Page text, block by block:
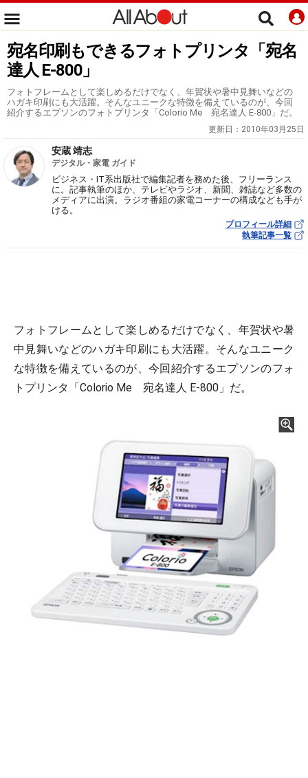
宛名印刷もできるフォトプリンタ「宛名
達人 E-800」
フォトフレームとして楽しめるだけでなく、年賀状や暑中見舞いなどの
ハガキ印刷にも大活躍。そんなユニークな特徴を備えているのが、今回
紹介するエプソンのフォトプリンタ「Colorio Me 宛名達人 E-800」だ。
更新日： 2010年03月25日
安蔵 靖志
デジタル・家電 ガイド
ビジネス・IT系出版社で編集記者を務めた後、フリーランス
に。記事執筆のほか、テレビやラジオ、新聞、雑誌など多数の
メディアに出演。ラジオ番組の家電コーナーの構成なども手が
ける。
プロフィール詳細
執筆記事一覧
フォトフレームとして楽しめるだけでなく、年賀状や暑
中見舞いなどのハガキ印刷にも大活躍。そんなユニーク
な特徴を備えているのが、今回紹介するエプソンのフォ
トプリンタ「Colorio Me 宛名達人 E-800」だ。